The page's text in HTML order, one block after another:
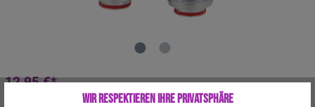
12,95 €*
Wir respektieren Ihre Privatsphäre